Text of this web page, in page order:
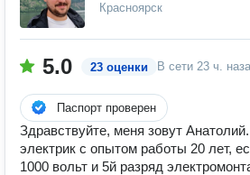
Красноярск
5.0 23 оценки В сети 23 ч.
Паспорт проверен
Здравствуйте, меня зовут
электрик с опытом работы 20 лет,
1000 вольт и 5й разряд